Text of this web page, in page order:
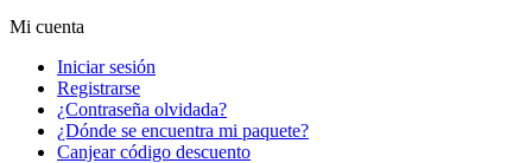
Mi cuenta
Iniciar sesión
Registrarse
¿Contraseña olvidada?
¿Dónde se encuentra mi paquete?
Canjear código descuento